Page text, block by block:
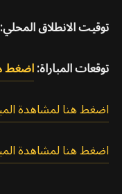
توقيت الانطلاق المحلي:
توقعات المباراة:اضغط
اضغط هنا لمشاهدة
اضغط هنا لمشاهدة